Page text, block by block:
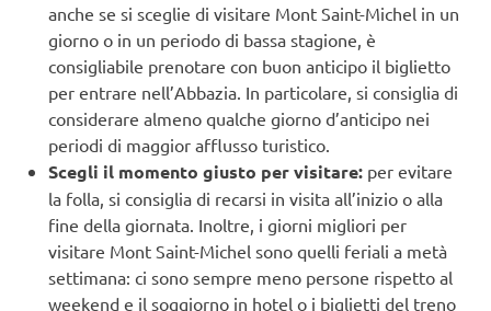
anche se si sceglie di visitare Mont Saint-Michel in un
giorno o in un periodo di bassa stagione, è
consigliabile prenotare con buon anticipo il biglietto
per entrare nell’Abbazia. In particolare, si consiglia di
considerare almeno qualche giorno d’anticipo nei
periodi di maggior afflusso turistico.
Scegli il momento giusto per visitare: per evitare
la folla, si consiglia di recarsi in visita all’inizio o alla
fine della giornata. Inoltre, i giorni migliori per
visitare Mont Saint-Michel sono quelli feriali a metà
settimana: ci sono sempre meno persone rispetto al
weekend e il soggiorno in hotel o i biglietti del treno